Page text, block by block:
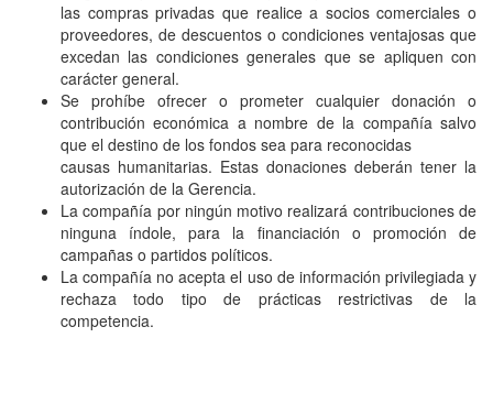
las compras privadas que realice a socios comerciales o
proveedores, de descuentos o condiciones ventajosas que
excedan las condiciones generales que se apliquen con
carácter general.
Se prohíbe ofrecer o prometer cualquier donación o
contribución económica a nombre de la compañía salvo
que el destino de los fondos sea para reconocidas
causas humanitarias. Estas donaciones deberán tener la
autorización de la Gerencia.
La compañía por ningún motivo realizará contribuciones de
ninguna índole, para la financiación o promoción de
campañas o partidos políticos.
La compañía no acepta el uso de información privilegiada y
rechaza todo tipo de prácticas restrictivas de la
competencia.